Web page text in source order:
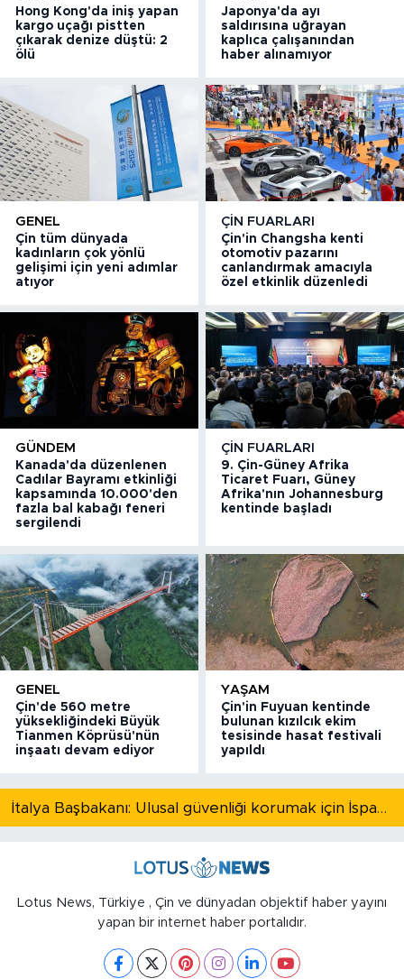
Hong Kong'da iniş yapan
kargo uçağı pistten
çıkarak denize düştü: 2
ölü
Japonya'da ayı
saldırısına uğrayan
kaplıca çalışanından
haber alınamıyor
GENEL
Çin tüm dünyada
kadınların çok yönlü
gelişimi için yeni adımlar
atıyor
ÇIN FUARLARI
Çin'in Changsha kenti
otomotiv pazarını
canlandırmak amacıyla
özel etkinlik düzenledi
GÜNDEM
Kanada'da düzenlenen
Cadılar Bayramı etkinliği
kapsamında 10.000'den
fazla bal kabağı feneri
sergilendi
ÇIN FUARLARI
9. Çin-Güney Afrika
Ticaret Fuarı, Güney
Afrika'nın Johannesburg
kentinde başladı
GENEL
Çin'de 560 metre
yüksekliğindeki Büyük
Tianmen Köprüsü'nün
inşaatı devam ediyor
YAŞAM
Çin'in Fuyuan kentinde
bulunan kızılcık ekim
tesisinde hasat festivali
yapıldı
İtalya Başbakanı: Ulusal güvenliği korumak için İspanya ile Schengen kapsamındaki serbest dolaşımı askıya alıyoruz
Lotus News, Türkiye , Çin ve dünyadan objektif haber yayını
yapan bir internet haber portalıdır.